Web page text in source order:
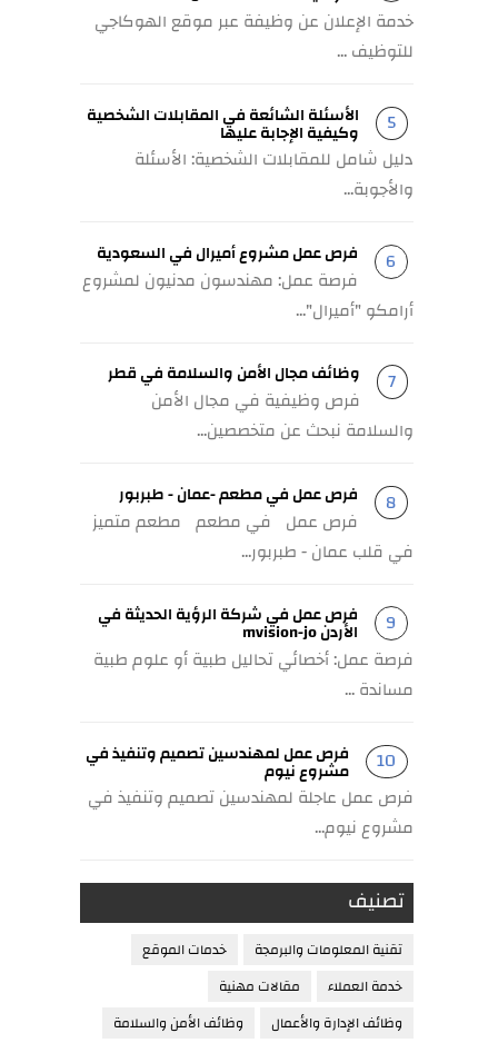
خدمة الإعلان عن وظيفة عبر موقع الهوكاجي
للتوظيف ...
الأسئلة الشائعة في المقابلات الشخصية
وكيفية الإجابة عليها
دليل شامل للمقابلات الشخصية: الأسئلة
والأجوبة...
فرص عمل مشروع أميرال في السعودية
فرصة عمل: مهندسون مدنيون لمشروع
أرامكو "أميرال"...
وظائف مجال الأمن والسلامة في قطر
فرص وظيفية في مجال الأمن
والسلامة نبحث عن متخصصين...
فرص عمل في مطعم -عمان - طبربور
فرص عمل في مطعم مطعم متميز
في قلب عمان - طبربور...
فرص عمل في شركة الرؤية الحديثة في
الأردن mvision-jo
فرصة عمل: أخصائي تحاليل طبية أو علوم طبية
مساندة ...
فرص عمل لمهندسين تصميم وتنفيذ في
مشروع نيوم
فرص عمل عاجلة لمهندسين تصميم وتنفيذ في
مشروع نيوم...
تصنيف
تقنية المعلومات والبرمجة
خدمات الموقع
خدمة العملاء
مقالات مهنية
وظائف الإدارة والأعمال
وظائف الأمن والسلامة